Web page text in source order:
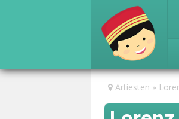
Artiesten